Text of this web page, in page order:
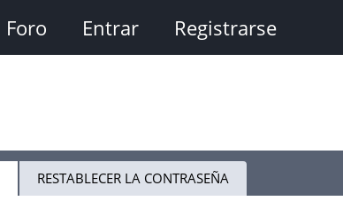
Foro Entrar Registrarse
(SOLAPA
ACTIVA)
RESTABLECER LA CONTRASEÑA